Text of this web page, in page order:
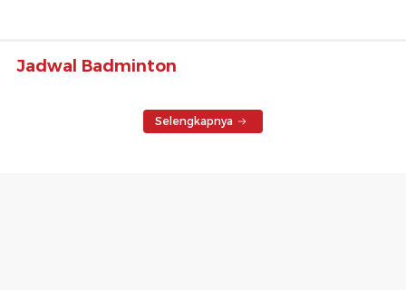
Jadwal Badminton
Selengkapnya